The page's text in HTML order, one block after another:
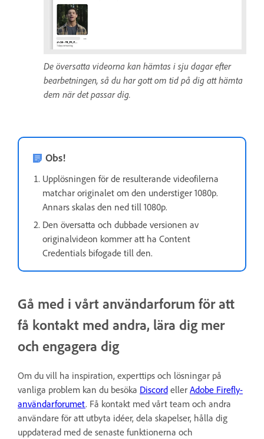
De översatta videorna kan hämtas i sju dagar efter
bearbetningen, så du har gott om tid på dig att hämta
dem när det passar dig.
Obs!
Upplösningen för de resulterande videofilerna
matchar originalet om den understiger 1080p.
Annars skalas den ned till 1080p.
Den översatta och dubbade versionen av
originalvideon kommer att ha Content
Credentials bifogade till den.
Gå med i vårt användarforum för att
få kontakt med andra, lära dig mer
och engagera dig
Om du vill ha inspiration, experttips och lösningar på
vanliga problem kan du besöka Discord eller Adobe Firefly-
användarforumet. Få kontakt med vårt team och andra
användare för att utbyta idéer, dela skapelser, hålla dig
uppdaterad med de senaste funktionerna och